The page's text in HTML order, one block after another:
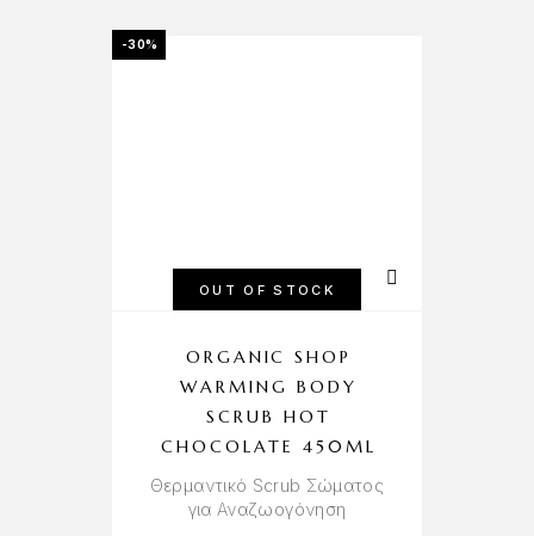
-30%
OUT OF STOCK
ORGANIC SHOP
WARMING BODY
SCRUB HOT
CHOCOLATE 450ML
Θερμαντικό Scrub Σώματος
για Αναζωογόνηση